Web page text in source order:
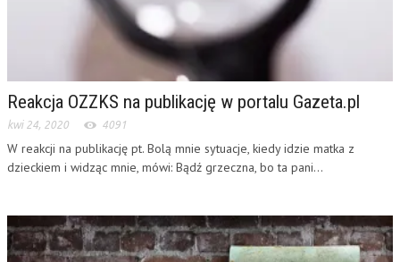
Reakcja OZZKS na publikację w portalu Gazeta.pl
kwi 24, 2020 4091
W reakcji na publikację pt. Bolą mnie sytuacje, kiedy idzie matka z
dzieckiem i widząc mnie, mówi: Bądź grzeczna, bo ta pani...